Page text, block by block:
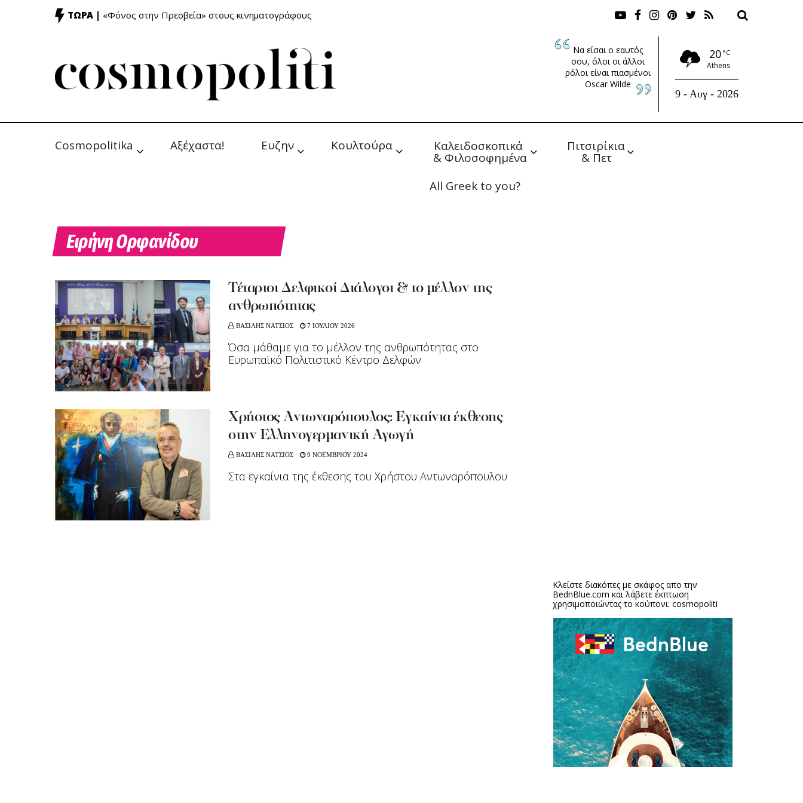
ΤΩΡΑ | «Φόνος στην Πρεσβεία» στους κινηματογράφους
Να είσαι ο εαυτός
σου, όλοι οι άλλοι
ρόλοι είναι πιασμένοι
Oscar Wilde
20 °C
Athens
9 - Αυγ - 2026
Cosmopolitika Αξέχαστα! Ευζην Κουλτούρα Καλειδοσκοπικά
& Φιλοσοφημένα
Πιτσιρίκια
& Πετ
All Greek to you?
Ειρήνη Ορφανίδου
Τέταρτοι Δελφικοί Διάλογοι & το μέλλον της
ανθρωπότητας
ΒΑΣΙΛΗΣ ΝΑΤΣΙΟΣ 7 ΙΟΥΛΙΟΥ 2026
Όσα μάθαμε για το μέλλον της ανθρωπότητας στο
Ευρωπαϊκό Πολιτιστικό Κέντρο Δελφών
Χρήστος Αντωναρόπουλος: Eγκαίνια έκθεσης
στην Ελληνογερμανική Αγωγή
ΒΑΣΙΛΗΣ ΝΑΤΣΙΟΣ 9 ΝΟΕΜΒΡΙΟΥ 2024
Στα εγκαίνια της έκθεσης του Χρήστου Αντωναρόπουλου
Κλείστε διακόπες με σκάφος απο την
BednBlue.com και λάβετε έκπτωση
χρησιμοποιώντας το κούπονι: cosmopoliti